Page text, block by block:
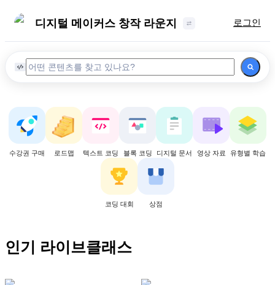
디지털 메이커스 창작 라운지 로그인
수강권 구매 로드맵 텍스트 코딩 블록 코딩 디지털 문서 영상 자료 유형별 학습
코딩 대회 상점
인기 라이브클래스